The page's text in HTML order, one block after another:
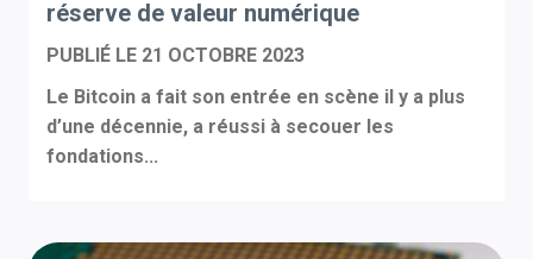
réserve de valeur numérique
PUBLIÉ LE 21 OCTOBRE 2023
Le Bitcoin a fait son entrée en scène il y a plus
d’une décennie, a réussi à secouer les
fondations...